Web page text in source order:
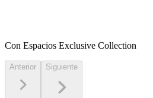
Con Espacios Exclusive Collection
Anterior Siguiente